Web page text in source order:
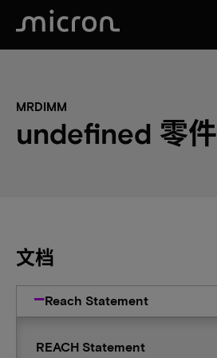
MRDIMM
undefined 零件
文档
Reach Statement
REACH Statement